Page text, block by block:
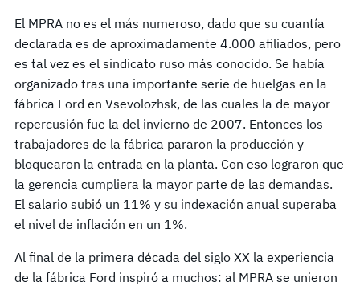
El MPRA no es el más numeroso, dado que su cuantía
declarada es de aproximadamente 4.000 afiliados, pero
es tal vez es el sindicato ruso más conocido. Se había
organizado tras una importante serie de huelgas en la
fábrica Ford en Vsevolozhsk, de las cuales la de mayor
repercusión fue la del invierno de 2007. Entonces los
trabajadores de la fábrica pararon la producción y
bloquearon la entrada en la planta. Con eso lograron que
la gerencia cumpliera la mayor parte de las demandas.
El salario subió un 11% y su indexación anual superaba
el nivel de inflación en un 1%.
Al final de la primera década del siglo XX la experiencia
de la fábrica Ford inspiró a muchos: al MPRA se unieron